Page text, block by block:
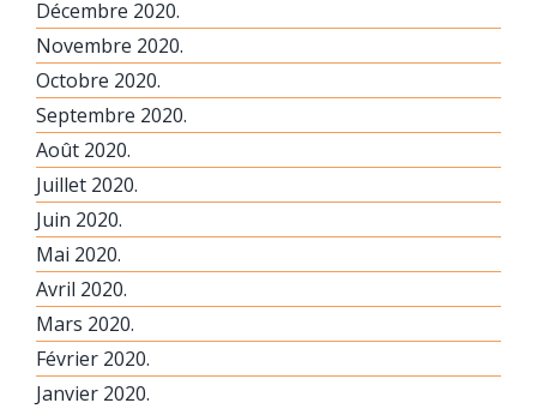
Décembre 2020.
Novembre 2020.
Octobre 2020.
Septembre 2020.
Août 2020.
Juillet 2020.
Juin 2020.
Mai 2020.
Avril 2020.
Mars 2020.
Février 2020.
Janvier 2020.